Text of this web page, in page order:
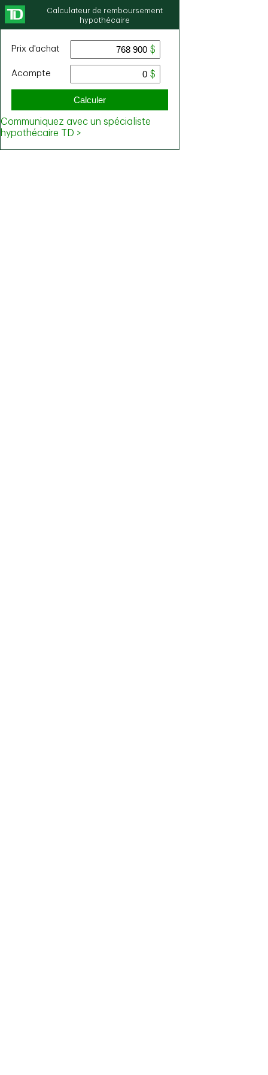
Calculateur de remboursement
hypothécaire
Prix ​​d'achat
Acompte
Calculer
Communiquez avec un spécialiste
hypothécaire TD >